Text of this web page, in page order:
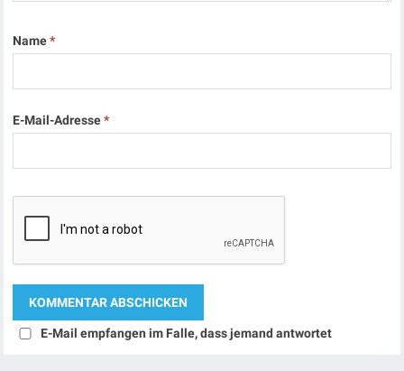
Name*
E-Mail-Adresse*
E-Mail empfangen im Falle, dass jemand antwortet